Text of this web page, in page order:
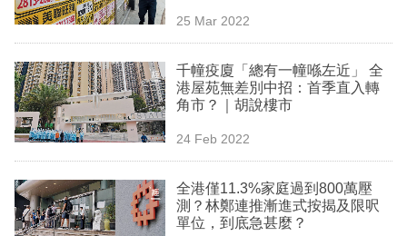
生
時
事
欄
訂
25 Mar 2022
千幢疫廈「總有一幢喺左近」 全
港屋苑無差別中招：首季直入轉
角市？｜胡說樓市
24 Feb 2022
全港僅11.3%家庭過到800萬壓
測？林鄭連推漸進式按揭及限呎
單位，到底急甚麼？